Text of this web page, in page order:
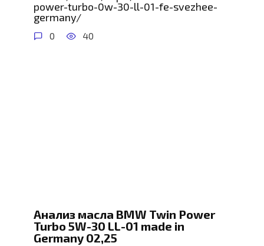
power-turbo-0w-30-ll-01-fe-svezhee-
germany/
0 40
Анализ масла BMW Twin Power
Turbo 5W-30 LL-01 made in
Germany 02,25